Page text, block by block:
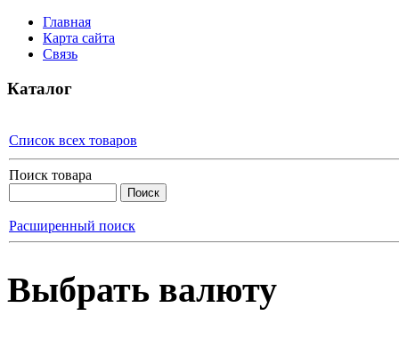
Главная
Карта сайта
Связь
Каталог
Список всех товаров
Поиск товара
Расширенный поиск
Выбрать валюту